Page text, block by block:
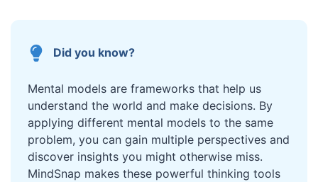
Did you know?
Mental models are frameworks that help us
understand the world and make decisions. By
applying different mental models to the same
problem, you can gain multiple perspectives and
discover insights you might otherwise miss.
MindSnap makes these powerful thinking tools